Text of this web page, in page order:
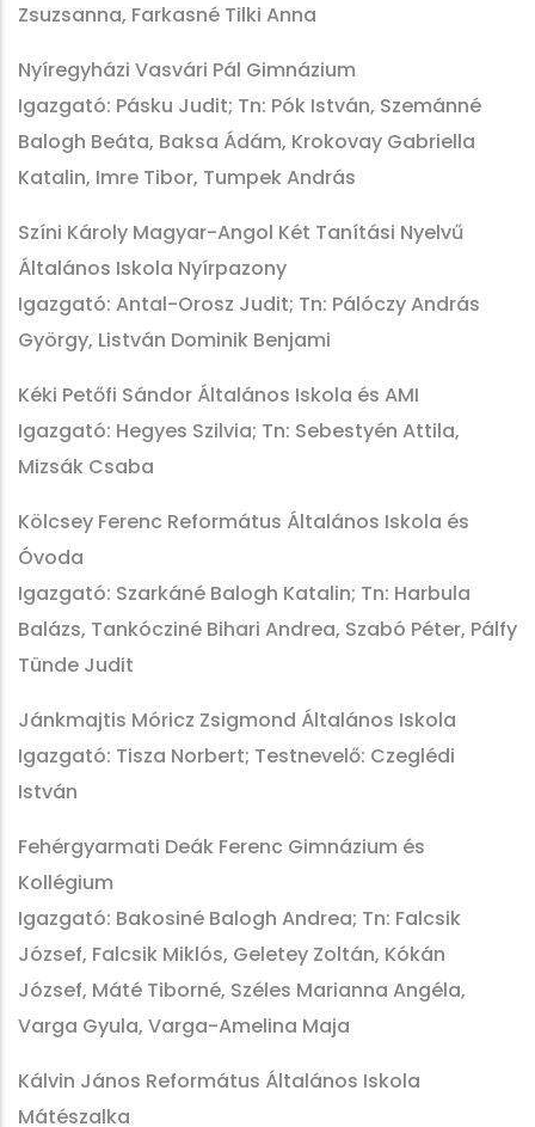
Zsuzsanna, Farkasné Tilki Anna
Nyíregyházi Vasvári Pál Gimnázium
Igazgató: Pásku Judit; Tn: Pók István, Szemánné
Balogh Beáta, Baksa Ádám, Krokovay Gabriella
Katalin, Imre Tibor, Tumpek András
Színi Károly Magyar-Angol Két Tanítási Nyelvű
Általános Iskola Nyírpazony
Igazgató: Antal-Orosz Judit; Tn: Pálóczy András
György, Listván Dominik Benjami
Kéki Petőfi Sándor Általános Iskola és AMI
Igazgató: Hegyes Szilvia; Tn: Sebestyén Attila,
Mizsák Csaba
Kölcsey Ferenc Református Általános Iskola és
Óvoda
Igazgató: Szarkáné Balogh Katalin; Tn: Harbula
Balázs, Tankócziné Bihari Andrea, Szabó Péter, Pálfy
Tünde Judit
Jánkmajtis Móricz Zsigmond Általános Iskola
Igazgató: Tisza Norbert; Testnevelő: Czeglédi
István
Fehérgyarmati Deák Ferenc Gimnázium és
Kollégium
Igazgató: Bakosiné Balogh Andrea; Tn: Falcsik
József, Falcsik Miklós, Geletey Zoltán, Kókán
József, Máté Tiborné, Széles Marianna Angéla,
Varga Gyula, Varga-Amelina Maja
Kálvin János Református Általános Iskola
Mátészalka